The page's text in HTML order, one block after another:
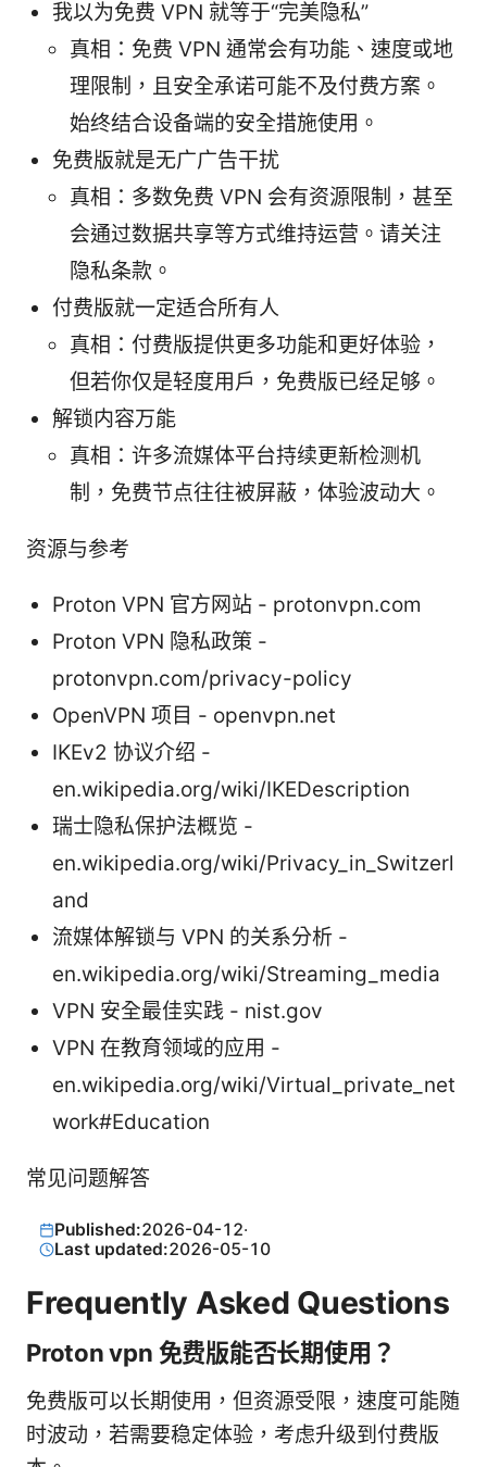
我以为免费 VPN 就等于“完美隐私”
真相：免费 VPN 通常会有功能、速度或地
理限制，且安全承诺可能不及付费方案。
始终结合设备端的安全措施使用。
免费版就是无广广告干扰
真相：多数免费 VPN 会有资源限制，甚至
会通过数据共享等方式维持运营。请关注
隐私条款。
付费版就一定适合所有人
真相：付费版提供更多功能和更好体验，
但若你仅是轻度用户，免费版已经足够。
解锁内容万能
真相：许多流媒体平台持续更新检测机
制，免费节点往往被屏蔽，体验波动大。
资源与参考
Proton VPN 官方网站 - protonvpn.com
Proton VPN 隐私政策 -
protonvpn.com/privacy-policy
OpenVPN 项目 - openvpn.net
IKEv2 协议介绍 -
en.wikipedia.org/wiki/IKEDescription
瑞士隐私保护法概览 -
en.wikipedia.org/wiki/Privacy_in_Switzerl
and
流媒体解锁与 VPN 的关系分析 -
en.wikipedia.org/wiki/Streaming_media
VPN 安全最佳实践 - nist.gov
VPN 在教育领域的应用 -
en.wikipedia.org/wiki/Virtual_private_net
work#Education
常见问题解答
Published:2026-04-12·
Last updated:2026-05-10
Frequently Asked Questions
Proton vpn 免费版能否长期使用？
免费版可以长期使用，但资源受限，速度可能随
时波动，若需要稳定体验，考虑升级到付费版